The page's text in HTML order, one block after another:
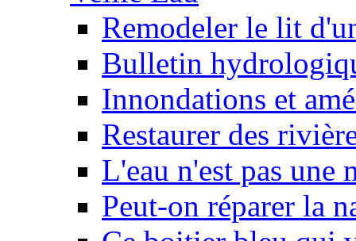
Remodeler le lit
Bulletin
Innondations et
Restaurer des
L'eau n'est pas une
Peut-on réparer la